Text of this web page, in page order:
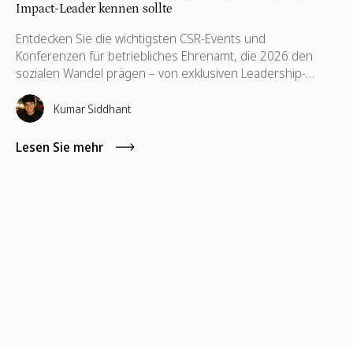
Impact-Leader kennen sollte
Entdecken Sie die wichtigsten CSR-Events und
Konferenzen für betriebliches Ehrenamt, die 2026 den
sozialen Wandel prägen – von exklusiven Leadership-
Summits bis hin zu praxisorientierten Networking-
Formaten. Dieser Leitfaden stellt die besten Konferenzen
für CSR-Verantwortliche, Experten für
Mitarbeiterengagement, ESG-Teams und Akteure im
Kumar Siddhant
Lesen Sie mehr